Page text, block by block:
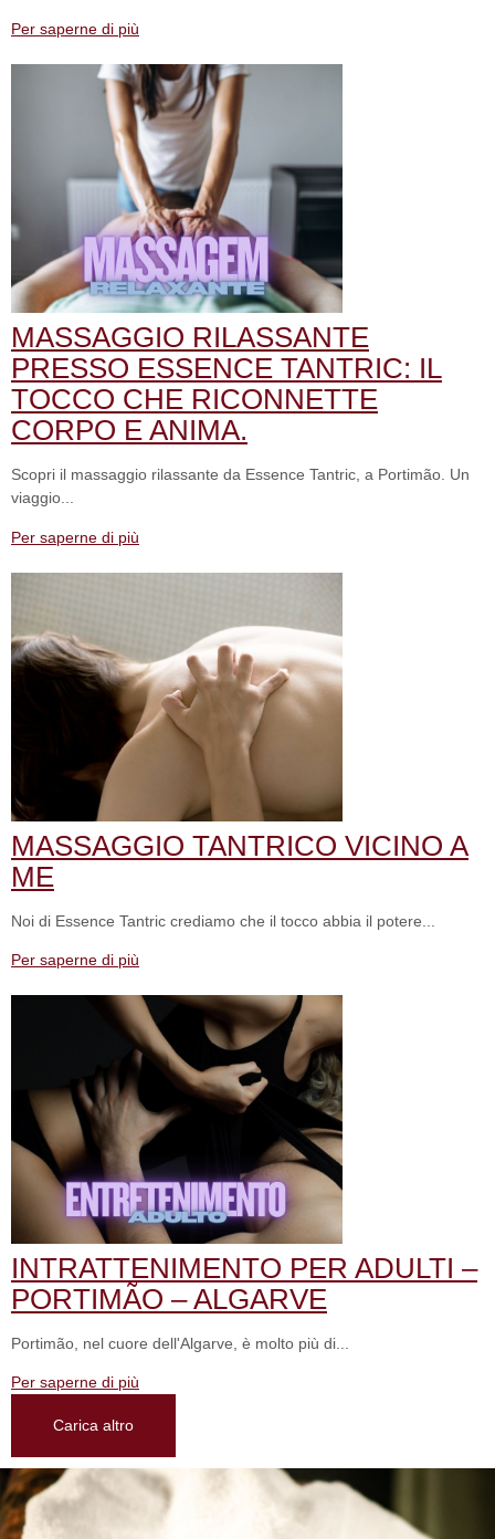
Per saperne di più
MASSAGGIO RILASSANTE
PRESSO ESSENCE TANTRIC: IL
TOCCO CHE RICONNETTE
CORPO E ANIMA.
Scopri il massaggio rilassante da Essence Tantric, a Portimão. Un
viaggio...
Per saperne di più
MASSAGGIO TANTRICO VICINO A
ME
Noi di Essence Tantric crediamo che il tocco abbia il potere...
Per saperne di più
INTRATTENIMENTO PER ADULTI –
PORTIMÃO – ALGARVE
Portimão, nel cuore dell'Algarve, è molto più di...
Per saperne di più
Carica altro